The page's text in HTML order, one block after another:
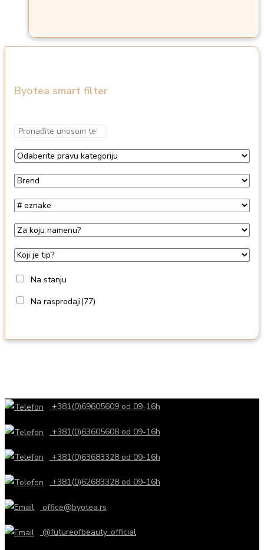
Byotea smart filter
Na stanju
Na rasprodaji(77)
+381(0)69605609 od 09-16h
+381(0)63605608 od 09-16h
+381(0)63683328 od 09-16h
+381(0)62683328 od 09-16h
office@byotea.rs
@futureofbeauty_official